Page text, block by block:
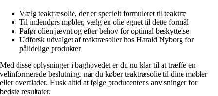
Vælg teaktræsolie, der er specielt formuleret til teaktræ
Til indendørs møbler, vælg en olie egnet til dette formål
Påfør olien jævnt og efter behov for optimal beskyttelse
Udforsk udvalget af teaktræsolier hos Harald Nyborg for
pålidelige produkter
Med disse oplysninger i baghovedet er du nu klar til at træffe en
velinformerede beslutning, når du køber teaktræsolie til dine møbler
eller overflader. Husk altid at følge producentens anvisninger for
bedste resultater.